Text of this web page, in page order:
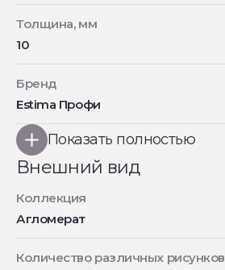
Толщина, мм
10
Бренд
Estima Профи
Показать полностью
Внешний вид
Коллекция
Агломерат
Количество различных рисунков